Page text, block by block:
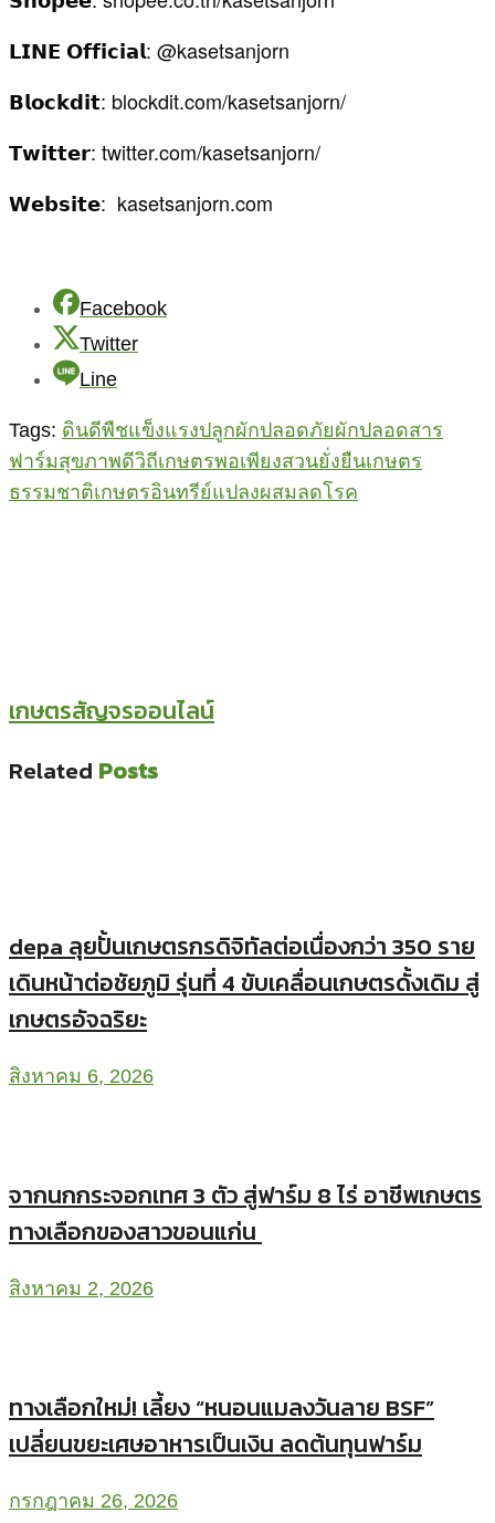
𝗟𝗜𝗡𝗘 𝗢𝗳𝗳𝗶𝗰𝗶𝗮𝗹: @kasetsanjorn
𝗕𝗹𝗼𝗰𝗸𝗱𝗶𝘁: blockdit.com/kasetsanjorn/
𝗧𝘄𝗶𝘁𝘁𝗲𝗿: twitter.com/kasetsanjorn/
𝗪𝗲𝗯𝘀𝗶𝘁𝗲: kasetsanjorn.com
Facebook
Twitter
Line
Tags: ดินดีพืชแข็งแรงปลูกผักปลอดภัยผักปลอดสาร
ฟาร์มสุขภาพดีวิถีเกษตรพอเพียงสวนยั่งยืนเกษตร
ธรรมชาติเกษตรอินทรีย์แปลงผสมลดโรค
เกษตรสัญจรออนไลน์
Related Posts
depa ลุยปั้นเกษตรกรดิจิทัลต่อเนื่องกว่า 350 ราย
เดินหน้าต่อชัยภูมิ รุ่นที่ 4 ขับเคลื่อนเกษตรดั้งเดิม สู่
เกษตรอัจฉริยะ
สิงหาคม 6, 2026
จากนกกระจอกเทศ 3 ตัว สู่ฟาร์ม 8 ไร่ อาชีพเกษตร
ทางเลือกของสาวขอนแก่น
สิงหาคม 2, 2026
ทางเลือกใหม่! เลี้ยง “หนอนแมลงวันลาย BSF”
เปลี่ยนขยะเศษอาหารเป็นเงิน ลดต้นทุนฟาร์ม
กรกฎาคม 26, 2026